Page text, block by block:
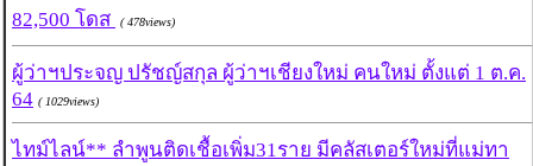
82,500 โดส ( 478views)
ผู้ว่าฯประจญ ปรัชญ์สกุล ผู้ว่าฯเชียงใหม่ คนใหม่ ตั้งแต่ 1 ต.ค.
64 ( 1029views)
ไทม์ไลน์** ลำพูนติดเชื้อเพิ่ม31ราย มีคลัสเตอร์ใหม่ที่แม่ทา